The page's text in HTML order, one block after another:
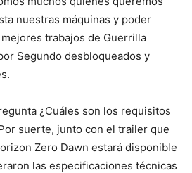
nuestras máquinas y poder
trabajos de Guerrilla
Segundo desbloqueados y
¿Cuáles son los requisitos
suerte, junto con el trailer que
Zero Dawn estará disponible
las especificaciones técnicas